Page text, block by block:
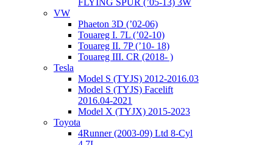
FLYING SPUR (’05-13) 3W
VW
Phaeton 3D (’02-06)
Touareg I. 7L (’02-10)
Touareg II. 7P (’10- 18)
Touareg III. CR (2018- )
Tesla
Model S (TYJS) 2012-2016.03
Model S (TYJS) Facelift
2016.04-2021
Model X (TYJX) 2015-2023
Toyota
4Runner (2003-09) Ltd 8-Cyl